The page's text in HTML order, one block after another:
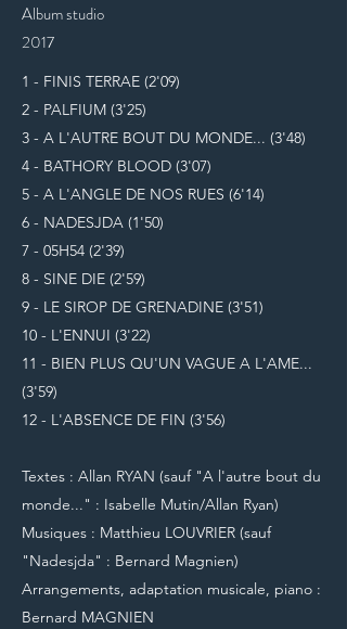
Album studio
2017
1 - FINIS TERRAE (2'09)
2 - PALFIUM (3'25)
3 - A L'AUTRE BOUT DU MONDE... (3'48)
4 - BATHORY BLOOD (3'07)
5 - A L'ANGLE DE NOS RUES (6'14)
6 - NADESJDA (1'50)
7 - 05H54 (2'39)
8 - SINE DIE (2'59)
9 - LE SIROP DE GRENADINE (3'51)
10 - L'ENNUI (3'22)
11 - BIEN PLUS QU'UN VAGUE A L'AME...
(3'59)
12 - L'ABSENCE DE FIN (3'56)
Textes : Allan RYAN (sauf "A l'autre bout du
monde..." : Isabelle Mutin/Allan Ryan)
Musiques : Matthieu LOUVRIER (sauf
"Nadesjda" : Bernard Magnien)
Arrangements, adaptation musicale, piano :
Bernard MAGNIEN